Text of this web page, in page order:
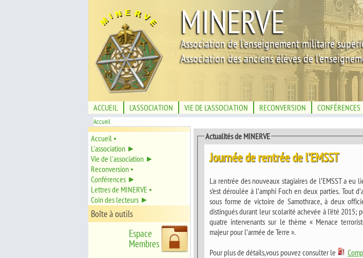
Association de l'enseignement militaire
Association des anciens élèves de
MINERVE
ACCUEIL L'ASSOCIATION VIE DE L'ASSOCIATION RECONVERSION CONFÉRENCES
Accueil
Accueil •
L'association ►
Vie de l'association ►
Reconversion •
Conférences ►
Lettres de MINERVE •
Coin des lecteurs ►
Boîte à outils
Espace
Membres
Actualités de MINERVE
Journée de rentrée de l’EMSST
La rentrée des nouveaux stagiaires de l’EMSST a eu
s’est déroulée à l’amphi Foch en deux parties. Tout
sous forme de victoire de Samothrace, à deux
distingués durant leur scolarité achevée à l’été 2015; puis un cours inaugural
quatre intervenants sur le thème « Menace
majeur pour l’armée de Terre ».
Pour plus de détails,vous pouvez consulter le